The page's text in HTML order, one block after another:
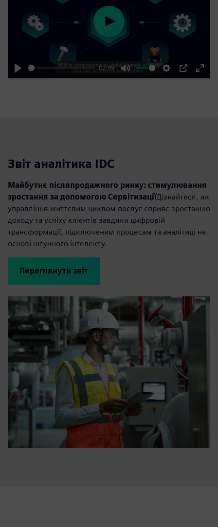
Play
02:59
Mute Settings
PIP
Enter
Play
Звіт аналітика IDC
Майбутнє післяпродажного ринку: стимулювання
зростання за допомогою СервітизаціїДізнайтеся, як
управління життєвим циклом послуг сприяє зростанню
доходу та успіху клієнтів завдяки цифровій
трансформації, підключеним процесам та аналітиці на
основі штучного інтелекту.
Переглянути звіт